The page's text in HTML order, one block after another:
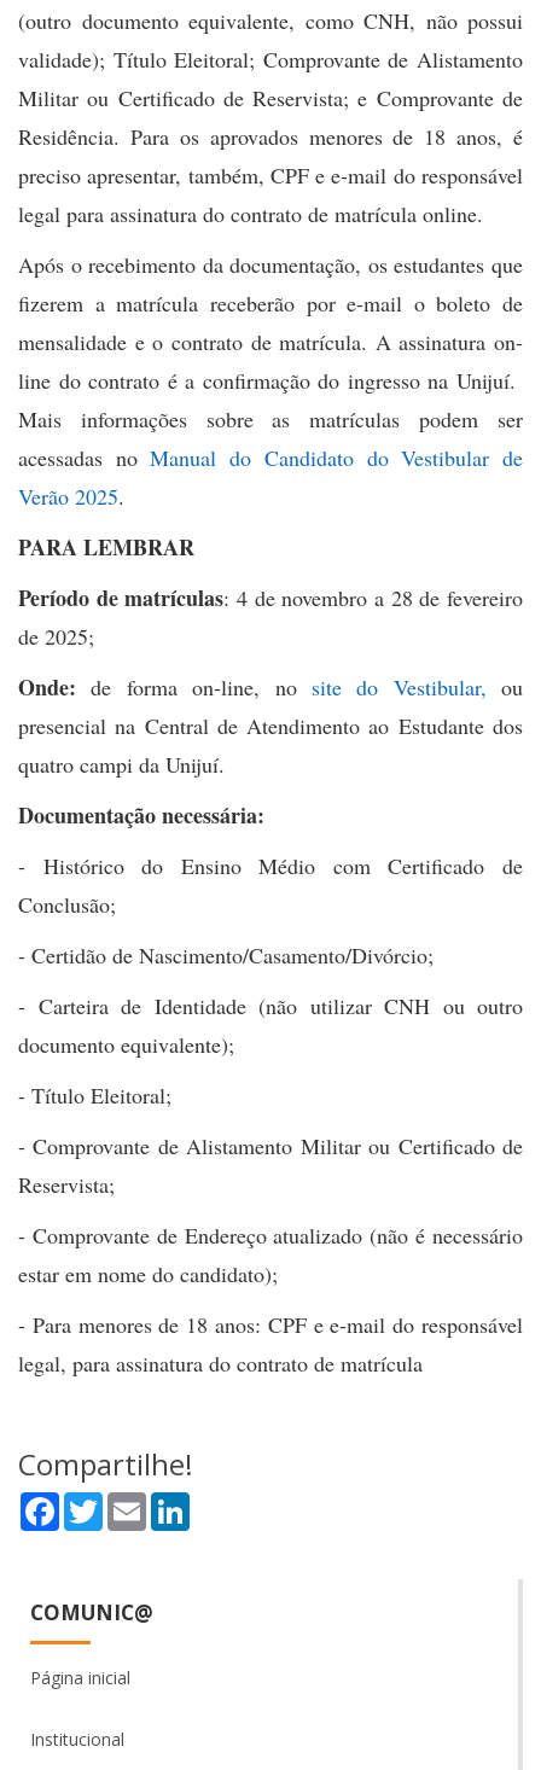
(outro documento equivalente, como CNH, não possui
validade); Título Eleitoral; Comprovante de Alistamento
Militar ou Certificado de Reservista; e Comprovante de
Residência. Para os aprovados menores de 18 anos, é
preciso apresentar, também, CPF e e-mail do responsável
legal para assinatura do contrato de matrícula online.
Após o recebimento da documentação, os estudantes que
fizerem a matrícula receberão por e-mail o boleto de
mensalidade e o contrato de matrícula. A assinatura on-
line do contrato é a confirmação do ingresso na Unijuí.
Mais informações sobre as matrículas podem ser
acessadas noManual do Candidato do Vestibular de
Verão 2025.
PARA LEMBRAR
Período de matrículas: 4 de novembro a 28 de fevereiro
de 2025;
Onde: de forma on-line, nosite do Vestibular, ou
presencial na Central de Atendimento ao Estudante dos
quatro campi da Unijuí.
Documentação necessária:
- Histórico do Ensino Médio com Certificado de
Conclusão;
- Certidão de Nascimento/Casamento/Divórcio;
- Carteira de Identidade (não utilizar CNH ou outro
documento equivalente);
- Título Eleitoral;
- Comprovante de Alistamento Militar ou Certificado de
Reservista;
- Comprovante de Endereço atualizado (não é necessário
estar em nome do candidato);
- Para menores de 18 anos: CPF e e-mail do responsável
legal, para assinatura do contrato de matrícula
Compartilhe!
Facebook
TwitterEmail
COMUNIC@
Página inicial
Institucional